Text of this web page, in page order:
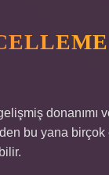
donanımı
bu yana